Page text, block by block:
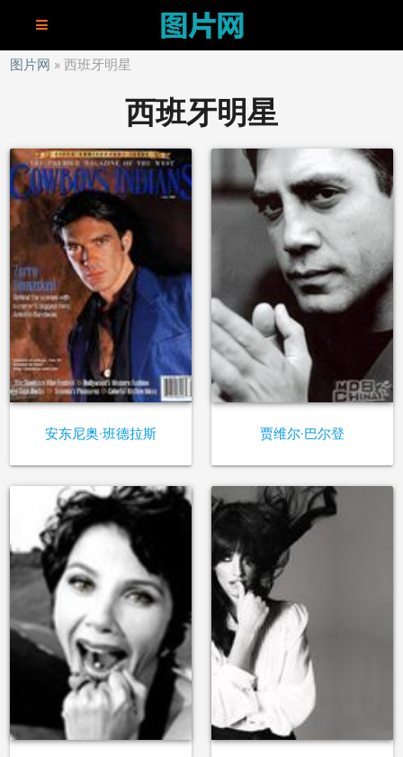
图片网 西班牙明星
西班牙明星
安东尼奥·班德拉斯 贾维尔·巴尔登